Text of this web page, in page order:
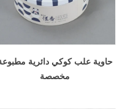
حاوية علب كوكي دائرية
مخصصة